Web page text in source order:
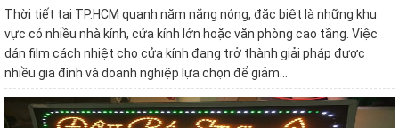
Thời tiết tại TP.HCM quanh năm nắng nóng, đặc biệt là những khu
vực có nhiều nhà kính, cửa kính lớn hoặc văn phòng cao tầng. Việc
dán film cách nhiệt cho cửa kính đang trở thành giải pháp được
nhiều gia đình và doanh nghiệp lựa chọn để giảm…